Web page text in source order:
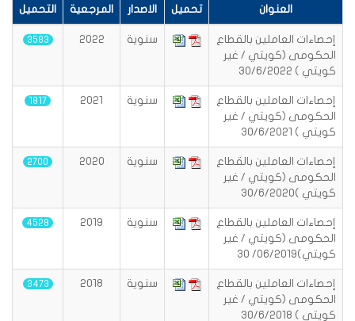
العنوان تحميل
الاصدار
المرجعية
التحميل
إحصاءات العاملين بالقطاع
الحكومى (كويتي / غير
كويتي ) 30/6/2022
سنوية 2022
3583
إحصاءات العاملين بالقطاع
الحكومى (كويتي / غير
كويتي ) 30/6/2021
سنوية 2021
1817
إحصاءات العاملين بالقطاع
الحكومى (كويتي / غير
كويتي )30/6/2020
سنوية 2020
2700
إحصاءات العاملين بالقطاع
الحكومى (كويتي / غير
كويتي)06/2019/ 30
سنوية 2019
4528
إحصاءات العاملين بالقطاع
الحكومى (كويتي / غير
كويتي ) 30/6/2018
سنوية 2018
3473